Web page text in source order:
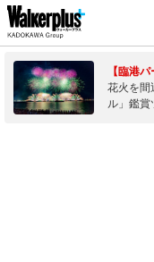
【臨港
花火を間
ル」鑑賞